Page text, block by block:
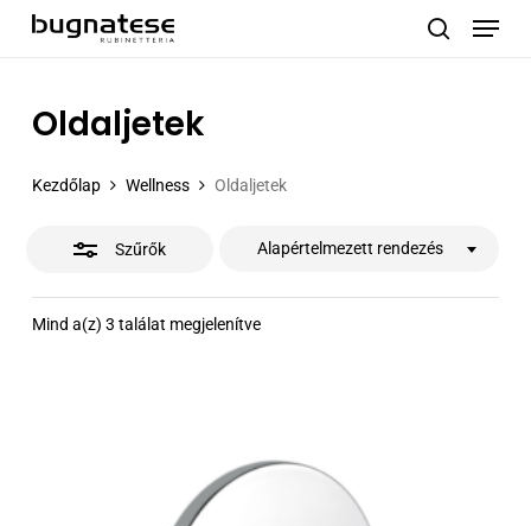
Menu
Oldaljetek
Kezdőlap Wellness Oldaljetek
Szűrők
Mind a(z) 3 találat megjelenítve
Alapértelmezett rendezés